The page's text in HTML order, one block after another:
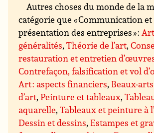
Autres choses du monde de la
catégorie que « Communication et
présentation des entreprises » :
généralités,Théorie de l’art,
restauration et entretien
Contrefaçon, falsification et vol
Art : aspects financiers, Beaux-
d’art,Peinture et tableaux,
aquarelle,Tableaux et peinture à
Dessin et dessins,Estampes et